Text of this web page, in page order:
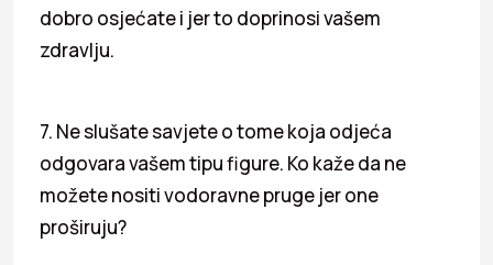
dobro osjećate i jer to doprinosi vašem
zdravlju.
7. Ne slušate savjete o tome koja odjeća
odgovara vašem tipu figure. Ko kaže da ne
možete nositi vodoravne pruge jer one
proširuju?